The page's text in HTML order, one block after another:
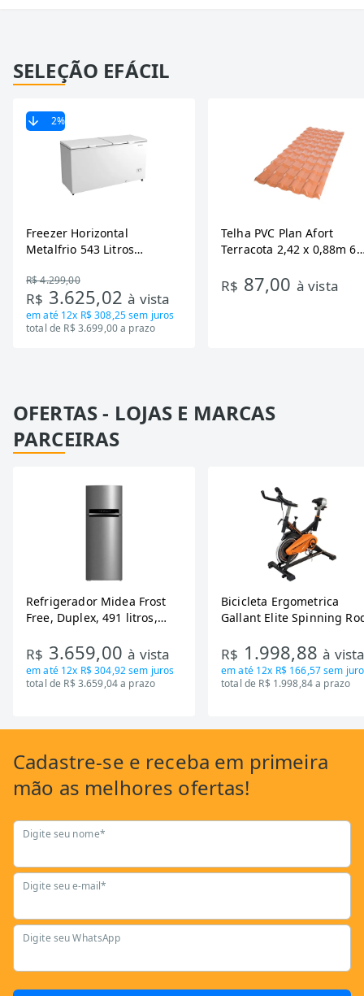
SELEÇÃO EFÁCIL
2%
Freezer Horizontal
Metalfrio 543 Litros
Tecnologia Inverter, Branco,
Bivolt
R$ 4.299,00
R$ 3.625,02à vista
em até 12x R$ 308,25sem juros
total de R$ 3.699,00 a prazo
Telha PVC Plan Afort
Terracota 2,42 x 0,88m 6
R$ 87,00 à vista
OFERTAS - LOJAS E MARCAS
PARCEIRAS
Refrigerador Midea Frost
Free, Duplex, 491 litros,
RT650EVK463)
R$ 3.659,00à vista
em até 12x R$ 304,92sem juros
total de R$ 3.659,04 a prazo
Bicicleta Ergometrica
Gallant Elite Spinning
Mecanica GSB13HBTA-PT
R$ 1.998,88à
em até 12x R$ 166,57sem
total de R$ 1.998,84 a prazo
Cadastre-se e receba em primeira
mão as melhores ofertas!
Digite seu nome*
Digite seu e-mail*
Digite seu WhatsApp